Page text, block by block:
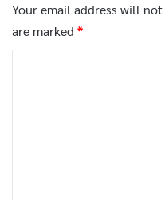
บรรยากา
Your email address will
are marked *